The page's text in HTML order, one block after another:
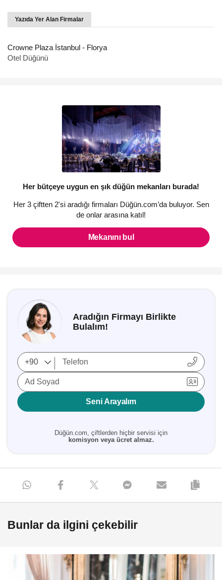
çalışıyoruz.”
Yazıda Yer Alan Firmalar
Crowne Plaza İstanbul - Florya
Otel Düğünü
Her bütçeye uygun en şık düğün mekanları burada!
Her 3 çiftten 2'si aradığı firmaları Düğün.com’da buluyor. Sen
de onlar arasına katıl!
Mekanını bul
Aradığın Firmayı Birlikte
Bulalım!
Ad Soyad
Seni Arayalım
Düğün.com, çiftlerden hiçbir servisi için
komisyon veya ücret almaz.
Bunlar da ilgini çekebilir